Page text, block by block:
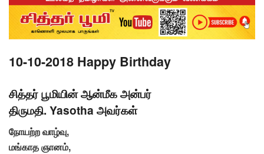
10-10-2018 Happy Birthday
சித்தர் பூமியின் ஆன்மீக அன்பர்
திருமதி. Yasotha அவர்கள்
நோயற்ற வாழ்வு,
மங்காத ஞானம்,